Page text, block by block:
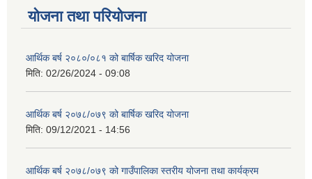
योजना तथा परियोजना
आर्थिक बर्ष २०८०/०८१ को बार्षिक खरिद योजना
मिति: 02/26/2024 - 09:08
आर्थिक बर्ष २०७८/०७९ को बार्षिक खरिद योजना
मिति: 09/12/2021 - 14:56
आर्थिक बर्ष २०७८/०७९ को गाउँपालिका स्तरीय योजना तथा कार्यक्रम